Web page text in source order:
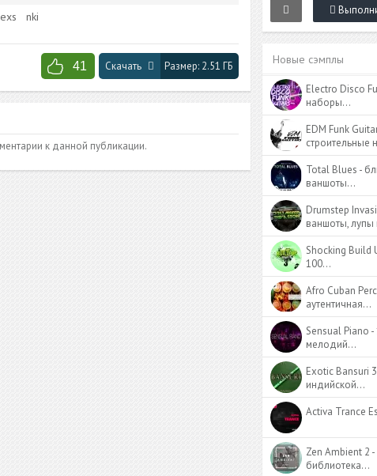
exs nki
41 Размер: 2.51 ГБ
Скачать
к данной публикации.
Новые сэмплы
Electro Disco
наборы…
EDM Funk
Total Blues -
ваншоты…
Drumstep
ваншоты,
Shocking Build
100…
Afro Cuban
аутентичная…
Sensual Piano
мелодий…
Exotic Bansuri
индийской…
Activa Trance
Zen Ambient 2 -
библиотека…